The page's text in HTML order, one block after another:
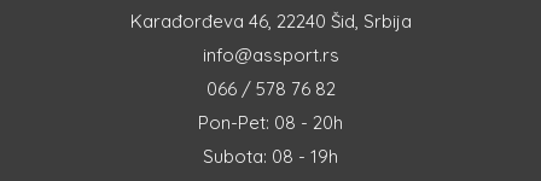
Karađorđeva 46, 22240 Šid, Srbija
info@assport.rs
066 / 578 76 82
Pon-Pet: 08 - 20h
Subota: 08 - 19h